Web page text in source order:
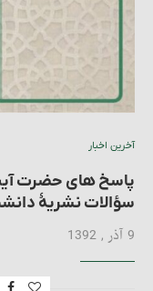
آخرین اخبار
پاسخ های حضرت آیت
سؤالات نشریۀ
9 آذر , 1392